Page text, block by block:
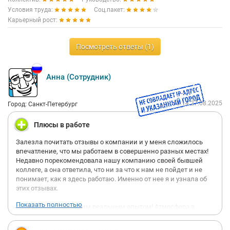
Условия труда:
Соц.пакет:
Карьерный рост:
Посмотреть ответы (1)
Анна (Сотрудник)
Город: Санкт-Петербург 13:14 27.08.2025
Плюсы в работе
Залезла почитать отзывы о компании и у меня сложилось
впечатление, что мы работаем в совершенно разных местах!
Недавно порекомендовала нашу компанию своей бывшей
коллеге, а она ответила, что ни за что к нам не пойдет и не
понимает, как я здесь работаю. Именно от нее я и узнала об
этих отзывах.
Хочу поделиться своим реальным опытом! Атмосфера в
компании действительно классная. Да, руководитель не
гладит по голове, если план не выполняется или
Показать полностью